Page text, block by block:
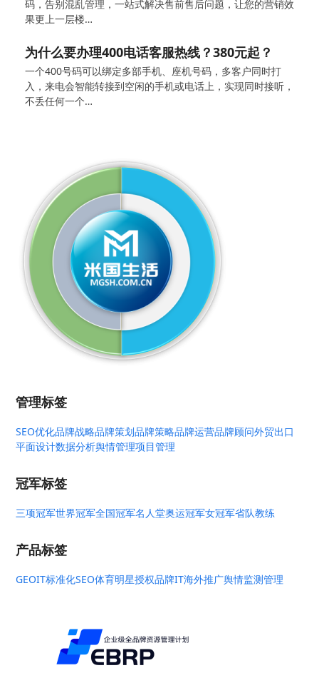
码，告别混乱管理，一站式解决售前售后问题，让您的营销效
果更上一层楼…
为什么要办理400电话客服热线？380元起？
一个400号码可以绑定多部手机、座机号码，多客户同时打
入，来电会智能转接到空闲的手机或电话上，实现同时接听，
不丢任何一个…
管理标签
SEO优化品牌战略品牌策划品牌策略品牌运营品牌顾问外贸出口
平面设计数据分析舆情管理项目管理
冠军标签
三项冠军世界冠军全国冠军名人堂奥运冠军女冠军省队教练
产品标签
GEOIT标准化SEO体育明星授权品牌IT海外推广舆情监测管理